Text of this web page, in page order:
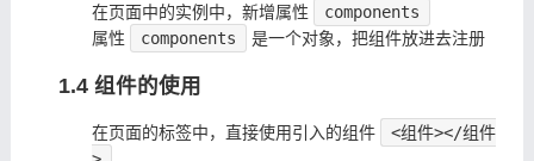
在页面中的实例中，新增属性
components
属性
components 是一个对象，把组件放进去注册
1.4 组件的使用
在页面的标签中，直接使用引入的组件
<组件></组件